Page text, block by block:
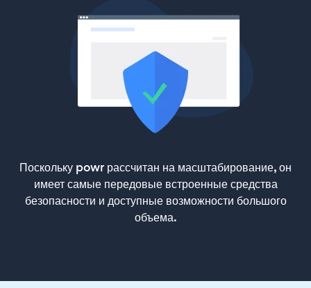
Поскольку powr рассчитан на масштабирование, он
имеет самые передовые встроенные средства
безопасности и доступные возможности большого
объема.